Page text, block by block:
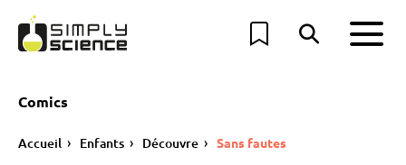
Comics
Accueil Enfants Découvre Sans fautes